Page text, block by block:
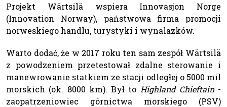
Projekt Wärtsilä wspiera Innovasjon Norge
(Innovation Norway), państwowa firma promocji
norweskiego handlu, turystyki i wynalazków.
Warto dodać, że w 2017 roku ten sam zespół Wärtsilä
z powodzeniem przetestował zdalne sterowanie i
manewrowanie statkiem ze stacji odległej o 5000 mil
morskich (ok. 8000 km). Był to Highland Chieftain-
zaopatrzeniowiec górnictwa morskiego (PSV)